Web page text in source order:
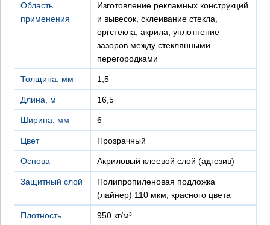
Область
применения
Изготовление рекламных конструкций
и вывесок, склеивание стекла,
оргстекла, акрила, уплотнение
зазоров между стеклянными
перегородками
Толщина, мм 1,5
Длина, м 16,5
Ширина, мм 6
Цвет Прозрачный
Основа Акриловый клеевой слой (адгезив)
Защитный слой
Полипропиленовая подложка
(лайнер) 110 мкм, красного цвета
Плотность 950 кг/м³